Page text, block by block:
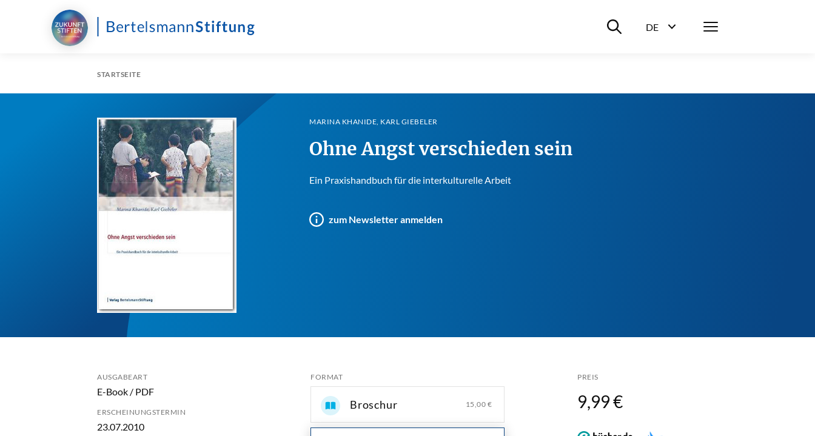
Suche ein-/ausblenden
DE
Menü
STARTSEITE
MARINA KHANIDE, KARL GIEBELER
Ohne Angst verschieden sein
Ein Praxishandbuch für die interkulturelle Arbeit
zum Newsletter anmelden
AUSGABEART
E-Book / PDF
ERSCHEINUNGSTERMIN
23.07.2010
FORMAT
Broschur 15,00 €
PREIS
9,99 €